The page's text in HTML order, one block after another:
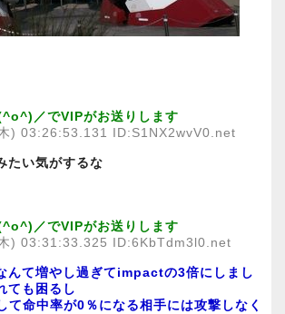
／でVIPがお送りします
) 03:26:53.131 ID:S1NX2wvV0.net
たい気がするな
／でVIPがお送りします
) 03:31:33.325 ID:6KbTdm3l0.net
んて増やし過ぎてimpactの3倍にしまし
ても困るし
て命中率が0％になる相手には攻撃しなく